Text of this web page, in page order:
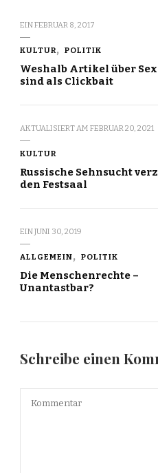
EINFEBRUAR 8, 2017
KULTUR POLITIK
Weshalb Artikel über
sind als Clickbait
AKTUALISIERT AM FEBRUAR 20, 2021
KULTUR
Russische Sehnsucht
den Festsaal
EINJUNI 30, 2019
ALLGEMEIN POLITIK
Die Menschenrechte –
Unantastbar?
Schreibe einen